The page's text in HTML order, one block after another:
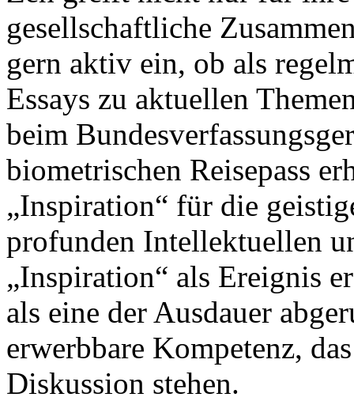
gesellschaftliche
gern aktiv ein, ob als
Essays zu aktuellen
beim
biometrischen Reisepass
„Inspiration“ für die
profunden Intellektuellen
„Inspiration“ als Ereignis
als eine der Ausdauer
erwerbbare Kompetenz,
Diskussion stehen.